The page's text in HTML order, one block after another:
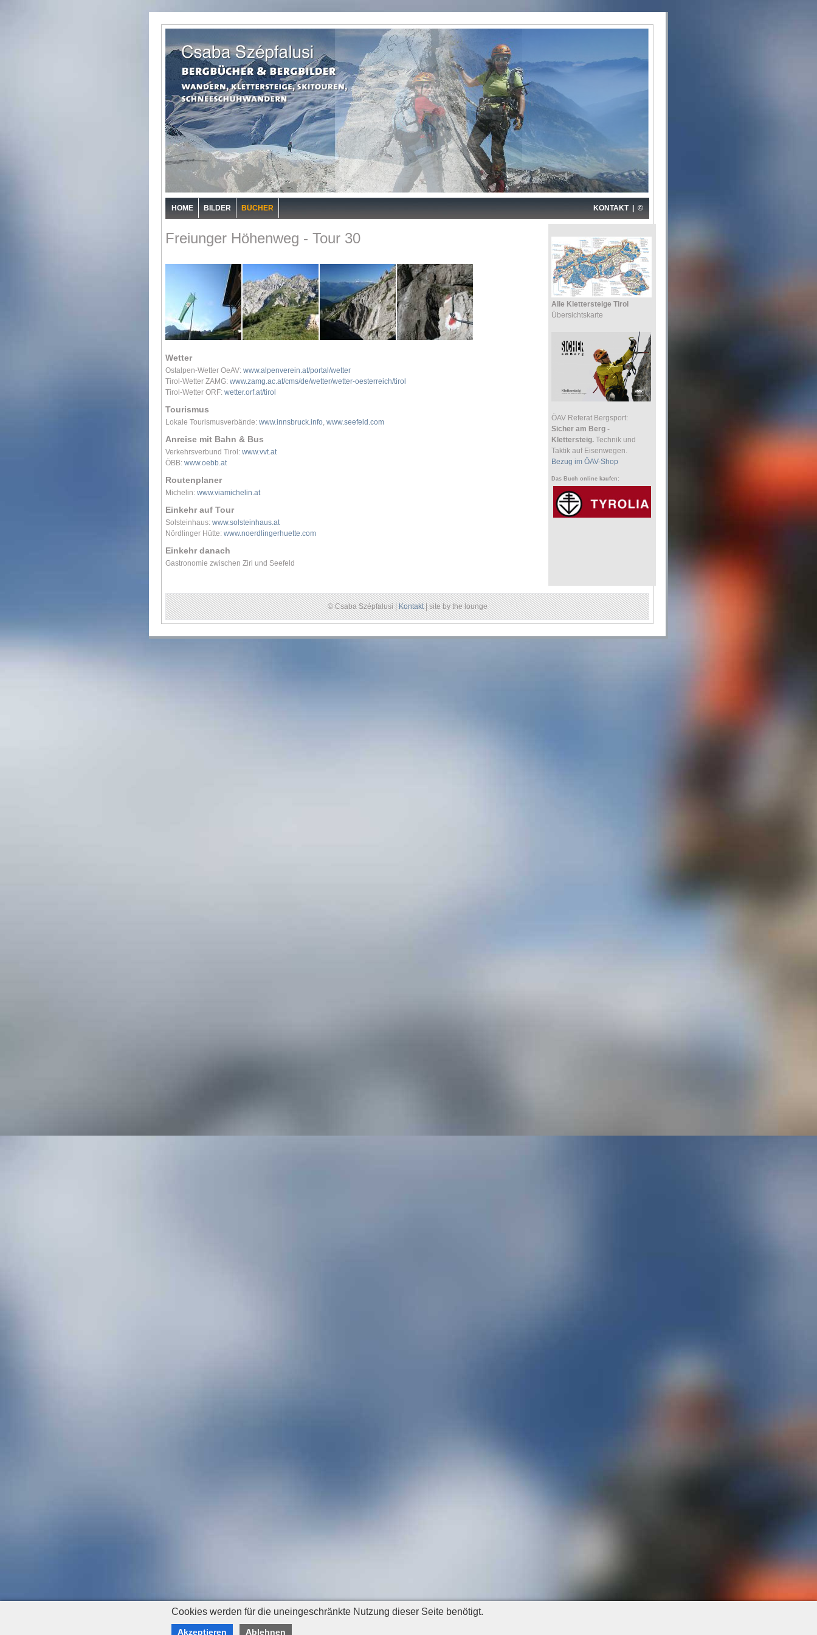
HOME BILDER BÜCHER KONTAKT| ©
Freiunger Höhenweg - Tour 30
Wetter
Ostalpen-Wetter OeAV: www.alpenverein.at/portal/wetter
Tirol-Wetter ZAMG: www.zamg.ac.at/cms/de/wetter/wetter-oesterreich/tirol
Tirol-Wetter ORF: wetter.orf.at/tirol
Tourismus
Lokale Tourismusverbände: www.innsbruck.info, www.seefeld.com
Anreise mit Bahn & Bus
Verkehrsverbund Tirol: www.vvt.at
ÖBB: www.oebb.at
Routenplaner
Michelin: www.viamichelin.at
Einkehr auf Tour
Solsteinhaus: www.solsteinhaus.at
Nördlinger Hütte: www.noerdlingerhuette.com
Einkehr danach
Gastronomie zwischen Zirl und Seefeld
Alle Klettersteige Tirol
Übersichtskarte
ÖAV Referat Bergsport:
Sicher am Berg -
Klettersteig. Technik und
Taktik auf Eisenwegen.
Bezug im ÖAV-Shop
Das Buch online kaufen:
© Csaba Szépfalusi |Kontakt| site by the lounge
Cookies werden für die uneingeschränkte Nutzung dieser Seite benötigt.
Akzeptieren Ablehnen